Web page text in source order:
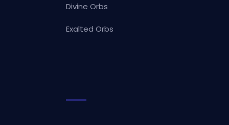
Divine Orbs
Exalted Orbs